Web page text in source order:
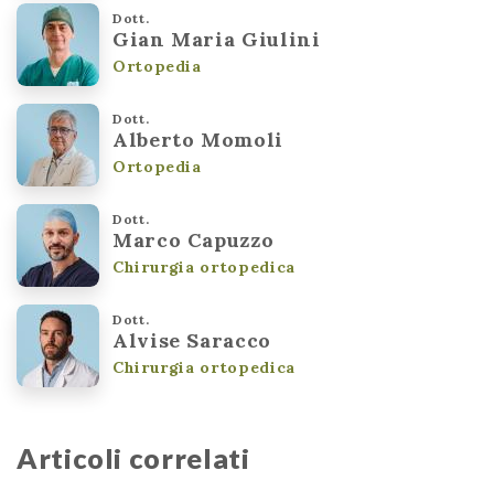
Dott.
Gian Maria Giulini
Ortopedia
Dott.
Alberto Momoli
Ortopedia
Dott.
Marco Capuzzo
Chirurgia ortopedica
Dott.
Alvise Saracco
Chirurgia ortopedica
Articoli correlati